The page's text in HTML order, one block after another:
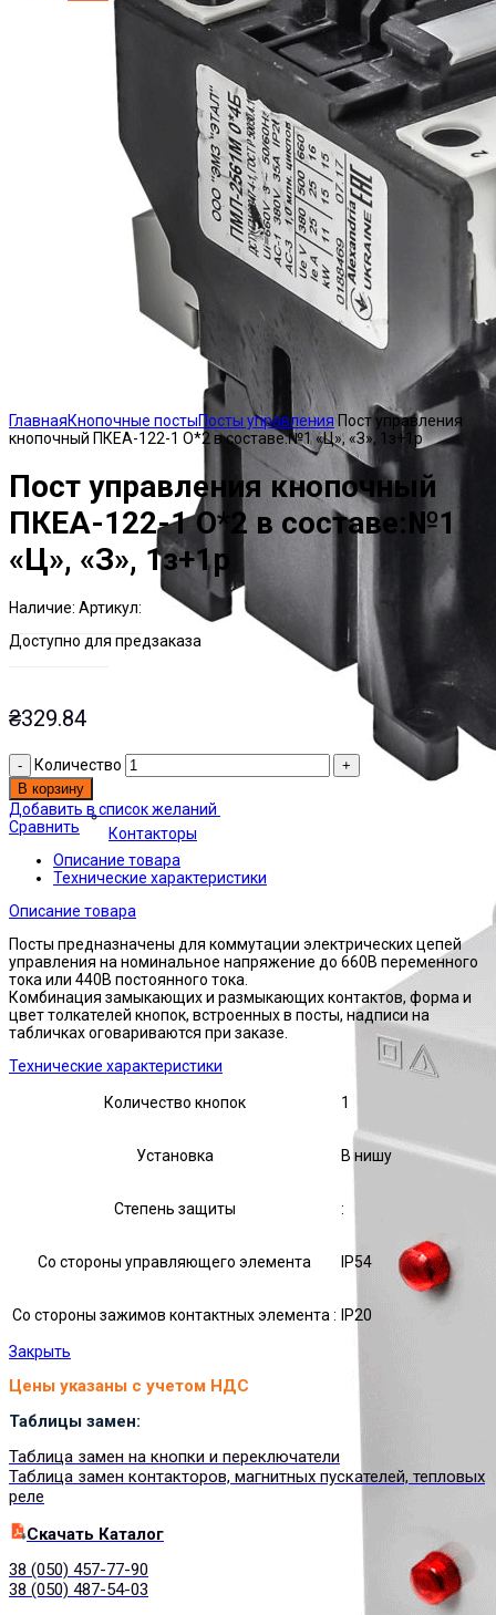
Контакторы
ГлавнаяКнопочные постыПосты управленияПост управления
кнопочный ПКЕА-122-1 О*2 в составе:№1 «Ц», «З», 1з+1р
Пост управления кнопочный
ПКЕА-122-1 О*2 в составе:№1
«Ц», «З», 1з+1р
Наличие: Есть на складе
Артикул:
Доступно для предзаказа
₴329.84
Количество
В корзину
Добавить в список желаний
Сравнить
Описание товара
Технические характеристики
Описание товара
Посты предназначены для коммутации электрических цепей
управления на номинальное напряжение до 660В переменного
тока или 440В постоянного тока.
Комбинация замыкающих и размыкающих контактов, форма и
цвет толкателей кнопок, встроенных в посты, надписи на
табличках оговариваются при заказе.
Технические характеристики
Количество кнопок 1
Установка В нишу
Степень защиты :
Со стороны управляющего элемента IP54
Со стороны зажимов контактных элемента : IP20
Закрыть
Цены указаны с учетом НДС
Таблицы замен:
Таблица замен на кнопки и переключатели
Таблица замен контакторов, магнитных пускателей, тепловых
реле
Cкачать Каталог
38 (050) 457-77-90
38 (050) 487-54-03